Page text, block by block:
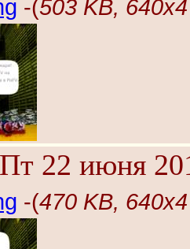
-(503 KB,
Пт 22 июня
-(470 KB,